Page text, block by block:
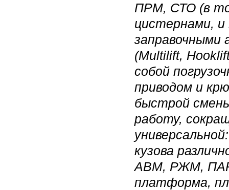
ПРМ, СТО (в
цистернами,
(Multilift,
собой
приводом и
быстрой
работу,
кузова
АВМ, РЖМ,
платформа,